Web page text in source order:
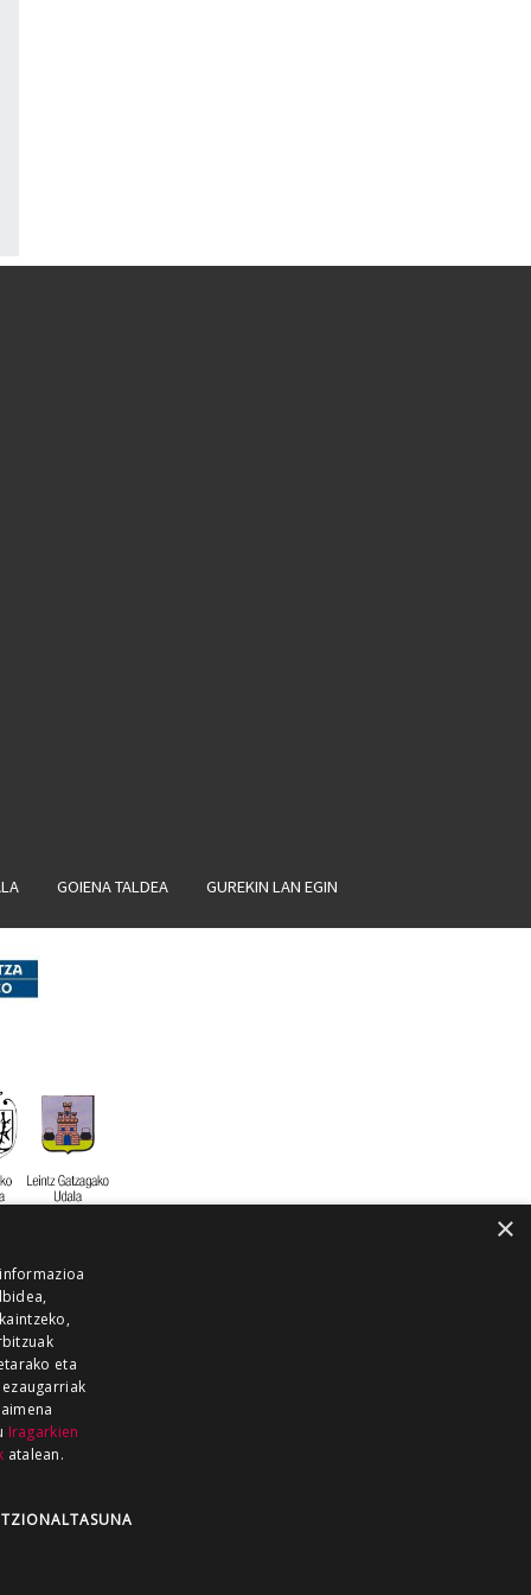
GOIENA TALDEA GUREKIN LAN EGIN
GUKA
GUKA
ZUMAIA GUKA
×
eta
Iragarkien
atalean.